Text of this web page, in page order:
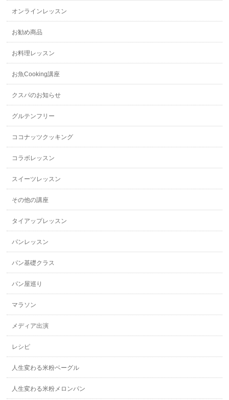
オンラインレッスン
お勧め商品
お料理レッスン
お魚Cooking講座
クスパのお知らせ
グルテンフリー
ココナッツクッキング
コラボレッスン
スイーツレッスン
その他の講座
タイアップレッスン
パンレッスン
パン基礎クラス
パン屋巡り
マラソン
メディア出演
レシピ
人生変わる米粉ベーグル
人生変わる米粉メロンパン